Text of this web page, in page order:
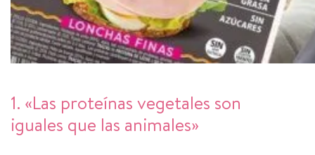
1. «Las proteínas vegetales son
iguales que las animales»